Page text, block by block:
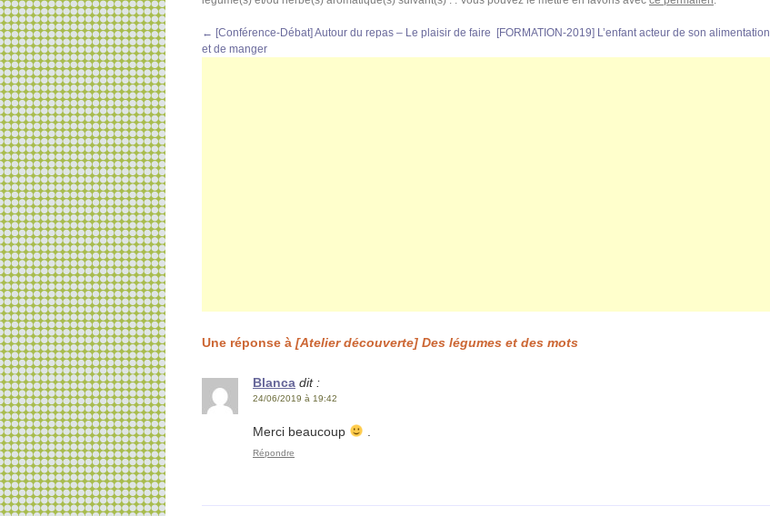
← [Conférence-Débat] Autour du repas – Le plaisir de faire
et de manger
[FORMATION-2019] L’enfant acteur de son alimentation
Une réponse à [Atelier découverte] Des légumes et des mots
Blanca dit :
24/06/2019 à 19:42
Merci beaucoup
Répondre